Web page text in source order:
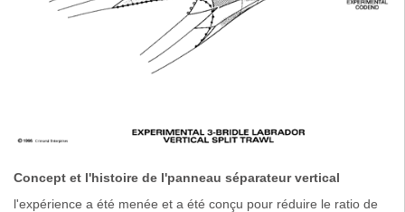
Concept et l'histoire de l'panneau séparateur vertical
l'expérience a été menée et a été conçu pour réduire le ratio de